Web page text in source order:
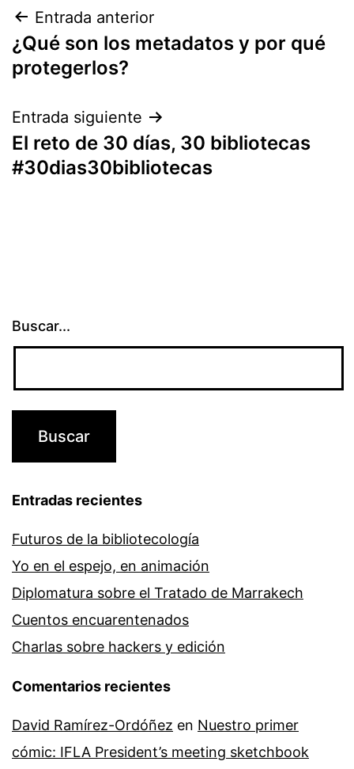
Navegación
de
Entrada anterior
¿Qué son los metadatos y por qué
protegerlos?
Entrada siguiente
El reto de 30 días, 30 bibliotecas
#30dias30bibliotecas
Buscar...
Entradas recientes
Futuros de la bibliotecología
Yo en el espejo, en animación
Diplomatura sobre el Tratado de Marrakech
Cuentos encuarentenados
Charlas sobre hackers y edición
Comentarios recientes
David Ramírez-Ordóñez en Nuestro primer
cómic: IFLA President’s meeting sketchbook